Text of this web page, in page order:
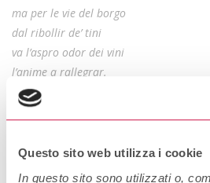
Questo sito web utilizza i cookie
In questo sito sono utilizzati o,
ma per le vie del borgo
dal ribollir de’ tini
va l’aspro odor dei vini
l’anime a rallegrar.
Gira su’ ceppi accesi
lo spiedo scoppiettando
su l’uscio a rimirar